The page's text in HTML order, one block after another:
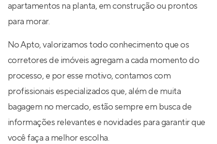
apartamentos na planta, em construção ou prontos
para morar.
No Apto, valorizamos todo conhecimento que os
corretores de imóveis agregam a cada momento do
processo, e por esse motivo, contamos com
profissionais especializados que, além de muita
bagagem no mercado, estão sempre em busca de
informações relevantes e novidades para garantir que
você faça a melhor escolha.